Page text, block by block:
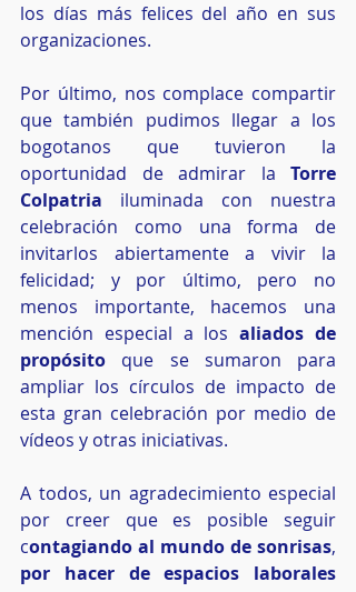
los días más felices del año en sus
organizaciones.
Por último, nos complace compartir
que también pudimos llegar a los
bogotanos que tuvieron la
oportunidad de admirar la Torre
Colpatria iluminada con nuestra
celebración como una forma de
invitarlos abiertamente a vivir la
felicidad; y por último, pero no
menos importante, hacemos una
mención especial a los aliados de
propósito que se sumaron para
ampliar los círculos de impacto de
esta gran celebración por medio de
vídeos y otras iniciativas.
A todos, un agradecimiento especial
por creer que es posible seguir
contagiando al mundo de sonrisas
por hacer de espacios laborales